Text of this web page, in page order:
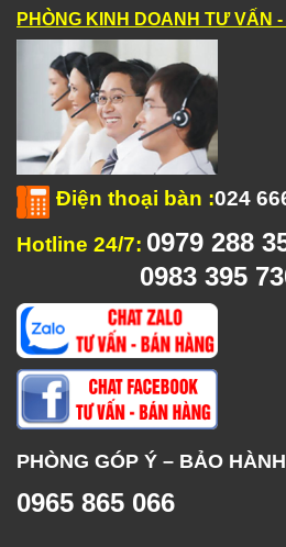
PHÒNG KINH DOANH TƯ VẤN
Điện thoại bàn :024
Hotline 24/7: 0979 288
0983 395
PHÒNG GÓP Ý – BẢO HÀNH
0965 865 066